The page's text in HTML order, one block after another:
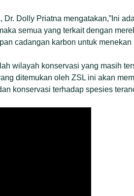
Dolly Priatna mengatakan,”Ini
semua yang terkait dengan
cadangan karbon untuk menekan
wilayah konservasi yang masih
ditemukan oleh ZSL ini akan
konservasi terhadap spesies